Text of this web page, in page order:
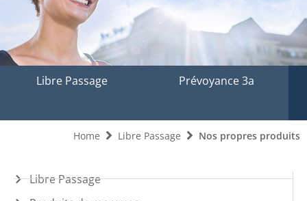
Libre Passage Prévoyance 3a
Home Libre Passage Nos propres produits
Libre Passage